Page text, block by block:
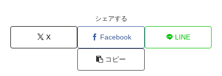
シェアする
X Facebook LINE
コピー